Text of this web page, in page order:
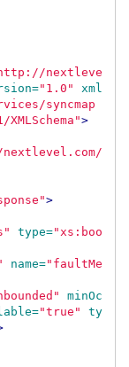
nextleve
"1.0"
xml
syncmap
>
>
type="xs:boo
name="faultMe
minOc
"true"
ty